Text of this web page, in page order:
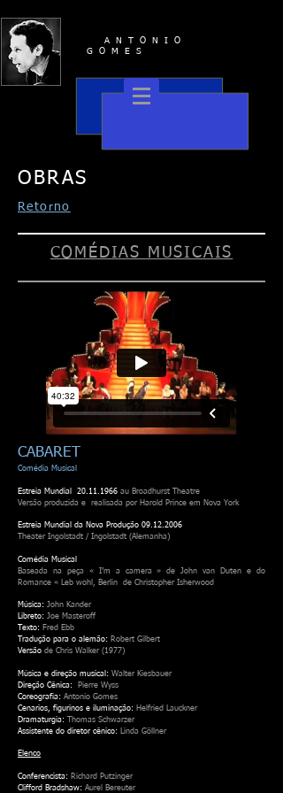
ANTONIO
GOMES
OBRAS
Retorno
COMÉDIAS MUSICAIS
CABARET
Comédia Musical
Estreia Mundial 20.11.1966 au Broadhurst Theatre
Versão produzida e realisada por Harold Prince em Nova York
Estreia Mundial da Nova Produção 09.12.2006
Theater Ingolstadt / Ingolstadt (Alemanha)
Comédia Musical
Baseada na peça « I’m a camera » de John van Duten e do
Romance « Leb wohl, Berlin de Christopher Isherwood
Música: John Kander
Libreto: Joe Masteroff
Texto: Fred Ebb
Tradução para o alemão: Robert Gilbert
Versão de Chris Walker (1977)
Música e direção musical: Walter Kiesbauer
Direção Cênica: Pierre Wyss
Coreografia: Antonio Gomes
Cenarios, figurinos e iluminação: Helfried Lauckner
Dramaturgia: Thomas Schwarzer
Assistente do diretor cênico: Linda Göllner
Elenco
Conferencista: Richard Putzinger
Clifford Bradshaw: Aurel Bereuter